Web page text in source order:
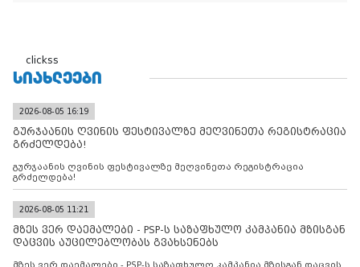
clickss
ᲡᲘᲐᲮᲚᲔᲔᲑᲘ
2026-08-05 16:19
გურჯაანის ღვინის ფესტივალზე მეღვინეთა რეგისტრაცია
გრძელდება!
გურჯაანის ღვინის ფესტივალზე მეღვინეთა რეგისტრაცია
გრძელდება!
2026-08-05 11:21
მზეს ვერ დაემალები - PSP-ს საზაფხულო კამპანია მზისგან
დაცვის აუცილებლობას გვახსენებს
მზეს ვერ დაემალები - PSP-ს საზაფხულო კამპანია მზისგან დაცვის